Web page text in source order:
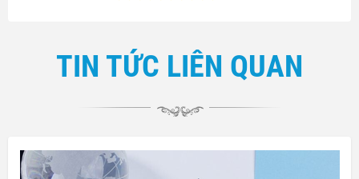
TIN TỨC LIÊN QUAN